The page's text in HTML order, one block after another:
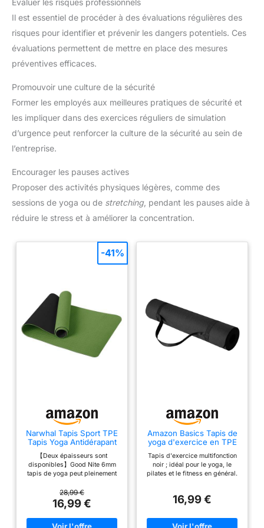
Évaluer les risques professionnels
Il est essentiel de procéder à des évaluations régulières des
risques pour identifier et prévenir les dangers potentiels. Ces
évaluations permettent de mettre en place des mesures
préventives efficaces.
Promouvoir une culture de la sécurité
Former les employés aux meilleures pratiques de sécurité et
les impliquer dans des exercices réguliers de simulation
d’urgence peut renforcer la culture de la sécurité au sein de
l’entreprise.
Encourager les pauses actives
Proposer des activités physiques légères, comme des
sessions de yoga ou de stretching, pendant les pauses aide à
réduire le stress et à améliorer la concentration.
Narwhal Tapis Sport TPE
Tapis Yoga Antidérapant
【Deux épaisseurs sont
disponibles】Good Nite 6mm
tapis de yoga peut pleinement
750g. 10mm tapis de yoga plus
épais vit dans la zone des
articulations et pèse 1200g. Les
deux couches conviennent pour
28,99 €
16,99 €
-41%
Amazon Basics Tapis de
yoga d'exercice en TPE
avec sangle de transport,
Noir
Tapis d'exercice multifonction
noir ; idéal pour le yoga, le
pilates et le fitness en général.
de 6,35 mm offrant un soutien
absorption des chocs. Matériau
16,99 €